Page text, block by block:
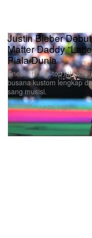
Footwear
Justin Bieber
Matter Daddy
Piala Dunia
Sneakers low-top ini
busana kustom lengkap
sang musisi.
Jul 20, 2026